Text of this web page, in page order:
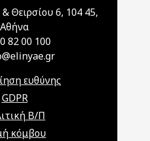
Θειρσίου 6, 104 45,
Αθήνα
82 00 100
ευθύνης
GDPR
Β/Π
κόμβου